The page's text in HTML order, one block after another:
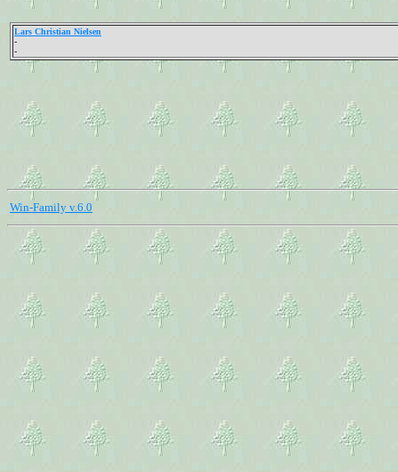
Lars Christian Nielsen
-
-
Win-Family v.6.0